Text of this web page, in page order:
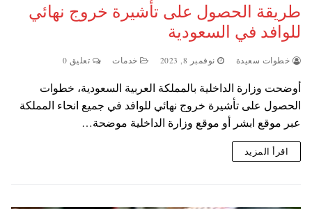
طريقة الحصول على تأشيرة خروج نهائي
للوافد في السعودية
خطوات سعيدة نوفمبر 8, 2023 خدمات تعليق 0
أوضحت وزارة الداخلية بالمملكة العربية السعودية، خطوات
الحصول على تأشيرة خروج نهائي للوافد في جميع انحاء المملكة
عبر موقع ابشر أو موقع وزارة الداخلية موضحة…
اقرأ المزيد